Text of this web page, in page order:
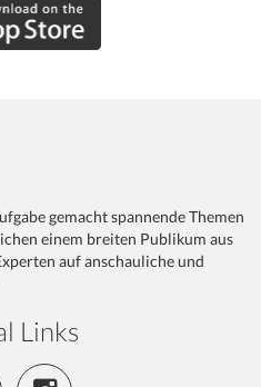
gemacht spannende Themen
einem breiten Publikum aus
auf anschauliche und
Links